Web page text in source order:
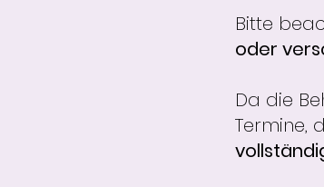
Bitte
oder
Da die
Termine,